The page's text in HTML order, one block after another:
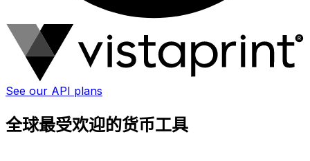
See our API plans
全球最受欢迎的货币工具